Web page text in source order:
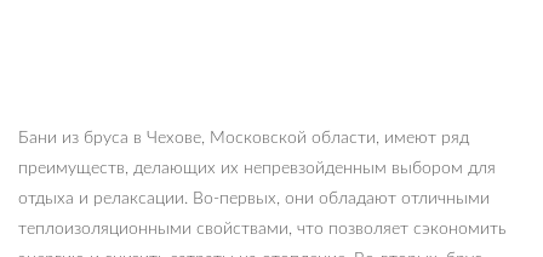
Бани из бруса в Чехове, Московской области, имеют ряд
преимуществ, делающих их непревзойденным выбором для
отдыха и релаксации. Во-первых, они обладают отличными
теплоизоляционными свойствами, что позволяет сэкономить